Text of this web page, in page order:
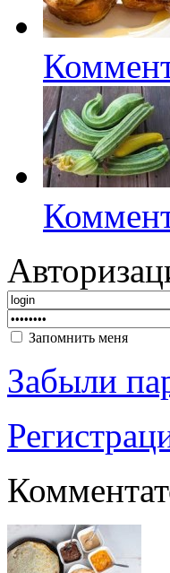
Запомнить меня
Забыли